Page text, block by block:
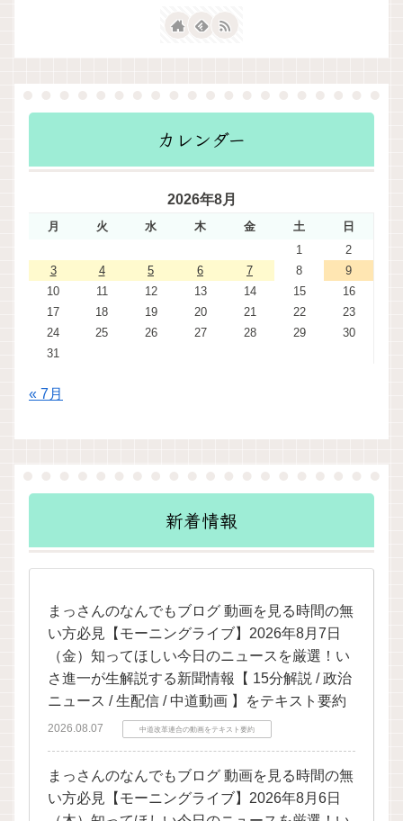
カレンダー
2026年8月
月 火 水 木 金 土
日
1
2
3
4 5 6 7 8
9
10
11 12 13 14 15
16
17
18 19 20 21 22
23
24
25 26 27 28 29
30
31
« 7月
新着情報
まっさんのなんでもブログ 動画を見る時間の無
い方必見【モーニングライブ】2026年8月7日
（金）知ってほしい今日のニュースを厳選！い
さ進一が生解説する新聞情報【 15分解説 / 政治
ニュース / 生配信 / 中道動画 】をテキスト要約
2026.08.07 中道改革連合の動画をテキスト要約
まっさんのなんでもブログ 動画を見る時間の無
い方必見【モーニングライブ】2026年8月6日